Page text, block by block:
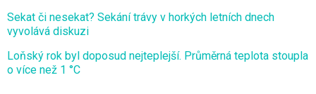
Sekat či nesekat? Sekání trávy v horkých letních dnech
vyvolává diskuzi
Loňský rok byl doposud nejteplejší. Průměrná teplota stoupla
o více než 1 °C